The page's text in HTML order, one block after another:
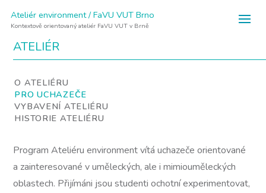
Ateliér environment / FaVU VUT Brno
Kontextově orientovaný ateliér FaVU VUT v Brně
ATELIÉR
O ATELIÉRU
PRO UCHAZEČE
VYBAVENÍ ATELIÉRU
HISTORIE ATELIÉRU
Program Ateliéru environment vítá uchazeče orientované
a zainteresované v uměleckých, ale i mimiouměleckých
oblastech. Přijímáni jsou studenti ochotní experimentovat,